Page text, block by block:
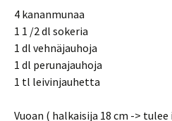
4 kananmunaa
1 1 /2 dl sokeria
1 dl vehnäjauhoja
1 dl perunajauhoja
1 tl leivinjauhetta
Vuoan ( halkaisija 18 cm ->